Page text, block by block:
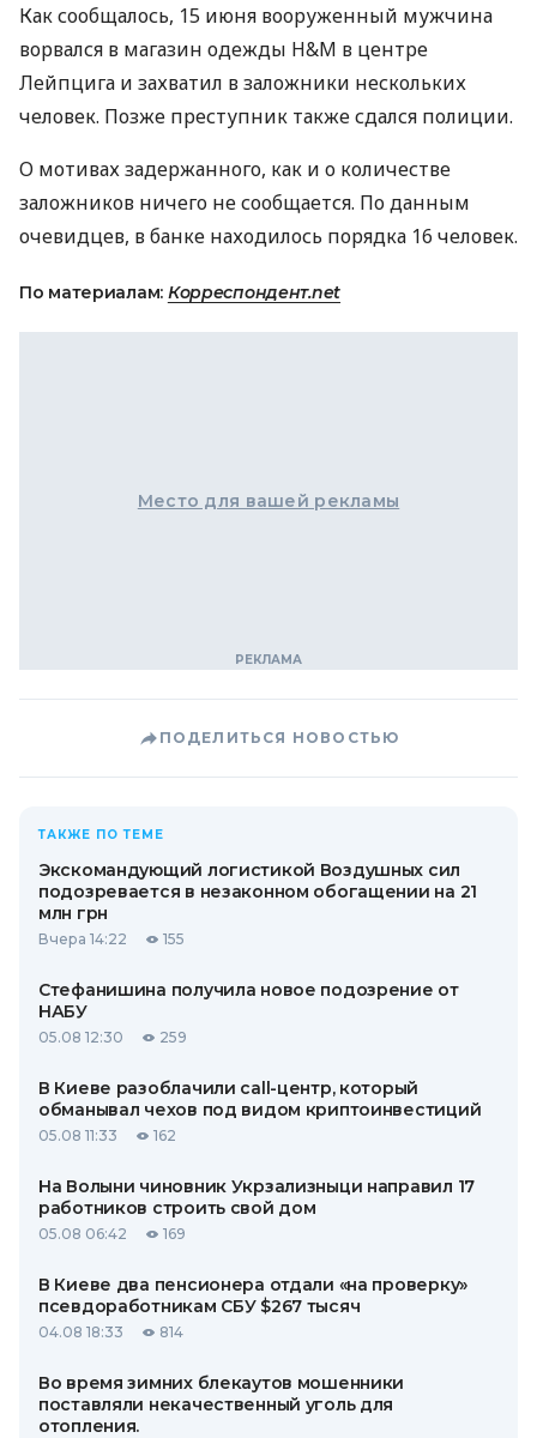
Как сообщалось, 15 июня вооруженный мужчина
ворвался в магазин одежды H&M в центре
Лейпцига и захватил в заложники нескольких
человек. Позже преступник также сдался полиции.
О мотивах задержанного, как и о количестве
заложников ничего не сообщается. По данным
очевидцев, в банке находилось порядка 16 человек.
По материалам: Корреспондент.net
Место для вашей рекламы
ПОДЕЛИТЬСЯ НОВОСТЬЮ
ТАКЖЕ ПО ТЕМЕ
Экскомандующий логистикой Воздушных сил
подозревается в незаконном обогащении на 21
млн грн
Вчера 14:22 155
Стефанишина получила новое подозрение от
НАБУ
05.08 12:30 259
В Киеве разоблачили call-центр, который
обманывал чехов под видом криптоинвестиций
05.08 11:33 162
На Волыни чиновник Укрзализныци направил 17
работников строить свой дом
05.08 06:42 169
В Киеве два пенсионера отдали «на проверку»
псевдоработникам СБУ $267 тысяч
04.08 18:33 814
Во время зимних блекаутов мошенники
поставляли некачественный уголь для
отопления.